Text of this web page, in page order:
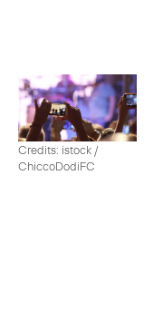
Credits: istock /
ChiccoDodiFC